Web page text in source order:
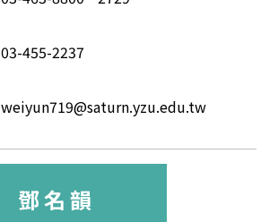
03-455-2237
weiyun719@saturn.yzu.edu.tw
鄧 名 韻